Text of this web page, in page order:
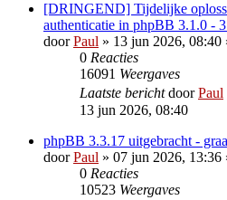
[DRINGEND] Tijdelijke
authenticatie in phpBB 3.1.0 -
doorPaul » 13 jun 2026, 08:40
0 Reacties
16091 Weergaves
Laatste berichtdoorPaul
13 jun 2026, 08:40
phpBB 3.3.17 uitgebracht -
doorPaul » 07 jun 2026, 13:36
0 Reacties
10523 Weergaves